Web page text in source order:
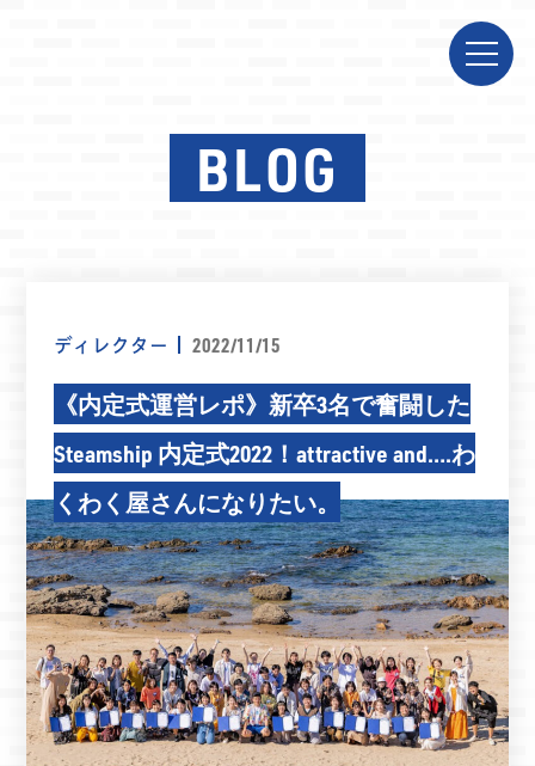
BLOG
ディレクター 2022/11/15
《内定式運営レポ》新卒3名で奮闘した
Steamship 内定式2022！attractive and….わ
くわく屋さんになりたい。